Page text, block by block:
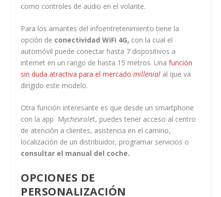
como controles de audio en el volante.
Para los amantes del infoentretenimiento tiene la
opción de conectividad WiFi 4G, con la cual el
automóvil puede conectar hasta 7 dispositivos a
internet en un rango de hasta 15 metros. Unafunción
sin duda atractiva para el mercadomillenial al que va
dirigido este modelo.
Otra función interesante es que desde un smartphone
con la app Mychevrolet, puedes tener acceso al centro
de atención a clientes, asistencia en el camino,
localización de un distribuidor, programar servicios o
consultar el manual del coche.
OPCIONES DE
PERSONALIZACIÓN